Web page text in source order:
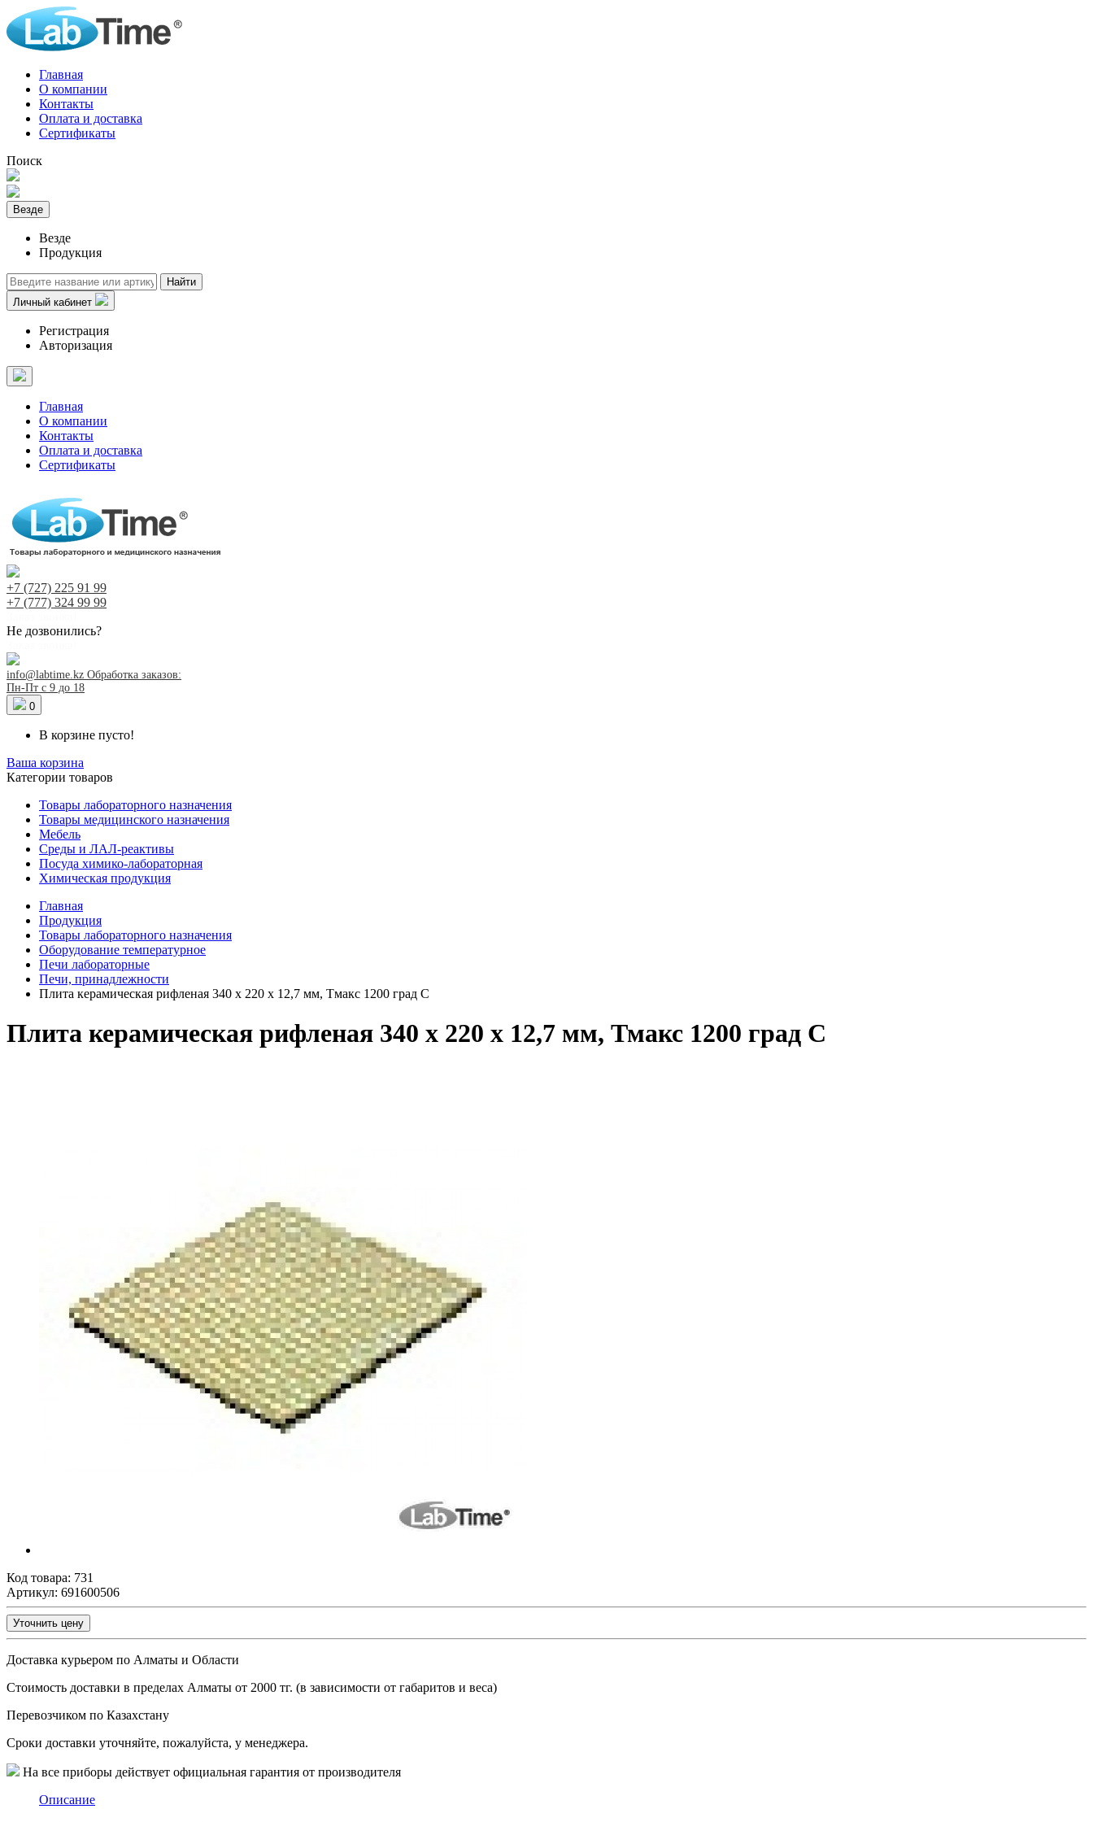
Главная
О компании
Контакты
Оплата и доставка
Сертификаты
Поиск
Везде
Везде
Продукция
Найти
Личный кабинет
Регистрация
Авторизация
Главная
О компании
Контакты
Оплата и доставка
Сертификаты
+7 (727) 225 91 99
+7 (777) 324 99 99
Не дозвонились?
info@labtime.kz Обработка заказов:
Пн-Пт с 9 до 18
0
В корзине пусто!
Ваша корзина
Категории товаров
Товары лабораторного назначения
Товары медицинского назначения
Мебель
Среды и ЛАЛ-реактивы
Посуда химико-лабораторная
Химическая продукция
Главная
Продукция
Товары лабораторного назначения
Оборудование температурное
Печи лабораторные
Печи, принадлежности
Плита керамическая рифленая 340 x 220 x 12,7 мм, Тмакс 1200 град С
Плита керамическая рифленая 340 x 220 x 12,7 мм, Тмакс 1200 град С
Код товара: 731
Артикул: 691600506
Уточнить цену
Доставка курьером по Алматы и Области
Стоимость доставки в пределах Алматы от 2000 тг. (в зависимости от габаритов и веса)
Перевозчиком по Казахстану
Сроки доставки уточняйте, пожалуйста, у менеджера.
На все приборы действует официальная гарантия от производителя
Описание